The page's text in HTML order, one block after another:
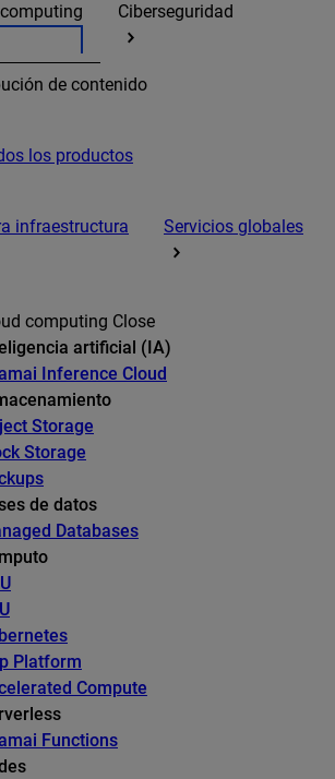
Ciberseguridad
de contenido
los productos
infraestructura Servicios globales
computing Close
artificial (IA)
Inference Cloud
Storage
Storage
de datos
Databases
Platform
Compute
Functions